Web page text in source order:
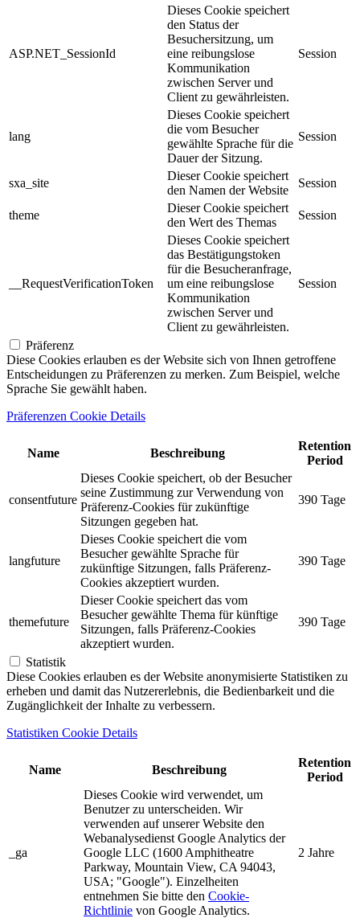
ASP.NET_SessionId
Dieses Cookie speichert
den Status der
Besuchersitzung, um
eine reibungslose
Kommunikation
zwischen Server und
Client zu gewährleisten.
Session
lang
Dieses Cookie speichert
die vom Besucher
gewählte Sprache für die
Dauer der Sitzung.
Session
sxa_site
Dieser Cookie speichert
den Namen der Website
Session
theme
Dieser Cookie speichert
den Wert des Themas
Session
__RequestVerificationToken
Dieses Cookie speichert
das Bestätigungstoken
für die Besucheranfrage,
um eine reibungslose
Kommunikation
zwischen Server und
Client zu gewährleisten.
Session
Präferenz
Diese Cookies erlauben es der Website sich von Ihnen getroffene
Entscheidungen zu Präferenzen zu merken. Zum Beispiel, welche
Sprache Sie gewählt haben.
Präferenzen Cookie Details
Name Beschreibung
Retention
Period
consentfuture
Dieses Cookie speichert, ob der Besucher
seine Zustimmung zur Verwendung von
Präferenz-Cookies für zukünftige
Sitzungen gegeben hat.
390 Tage
langfuture
Dieses Cookie speichert die vom
Besucher gewählte Sprache für
zukünftige Sitzungen, falls Präferenz-
Cookies akzeptiert wurden.
390 Tage
themefuture
Dieser Cookie speichert das vom
Besucher gewählte Thema für künftige
Sitzungen, falls Präferenz-Cookies
akzeptiert wurden.
390 Tage
Statistik
Diese Cookies erlauben es der Website anonymisierte Statistiken zu
erheben und damit das Nutzererlebnis, die Bedienbarkeit und die
Zugänglichkeit der Inhalte zu verbessern.
Statistiken Cookie Details
Name Beschreibung
Retention
Period
_ga
Dieses Cookie wird verwendet, um
Benutzer zu unterscheiden. Wir
verwenden auf unserer Website den
Webanalysedienst Google Analytics der
Google LLC (1600 Amphitheatre
Parkway, Mountain View, CA 94043,
USA; "Google"). Einzelheiten
entnehmen Sie bitte den Cookie-
Richtlinie von Google Analytics.
2 Jahre